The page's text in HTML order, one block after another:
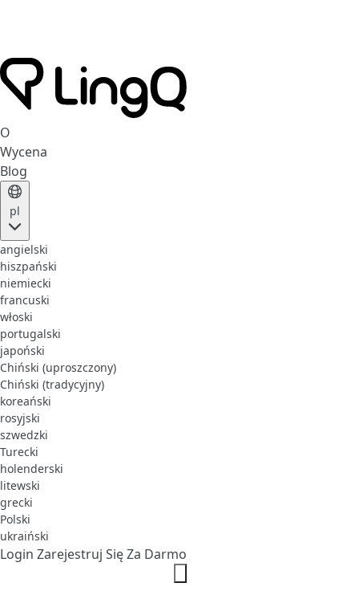
O
Wycena
Blog
pl
angielski
hiszpański
niemiecki
francuski
włoski
portugalski
japoński
Chiński (uproszczony)
Chiński (tradycyjny)
koreański
rosyjski
szwedzki
Turecki
holenderski
litewski
grecki
Polski
ukraiński
Login Zarejestruj Się Za Darmo